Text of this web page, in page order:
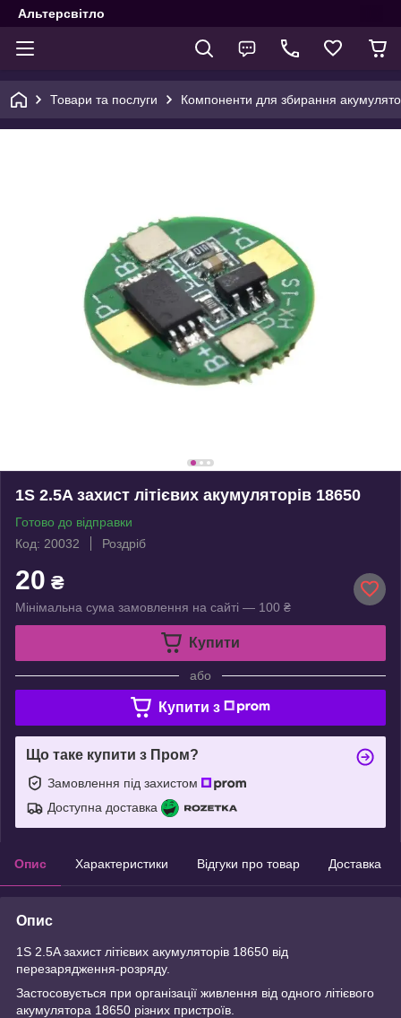
Альтерсвітло
Товари та послуги Компоненти для збирання
1S 2.5A захист літієвих акумуляторів 18650
Готово до відправки
Код: 20032
Роздріб
20 ₴
Мінімальна сума замовлення на сайті — 100 ₴
Купити
або
Купити з
Що таке купити з Пром?
Замовлення під захистом
Доступна доставка
Опис Характеристики Відгуки про товар Доставка
Опис
1S 2.5A захист літієвих акумуляторів 18650 від
перезарядження-розряду.
Застосовується при організації живлення від одного літієвого
акумулятора 18650 різних пристроїв.